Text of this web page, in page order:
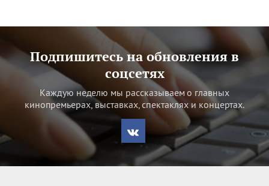
Подпишитесь на обновления в
соцсетях
Каждую неделю мы рассказываем о главных
кинопремьерах, выставках, спектаклях и концертах.